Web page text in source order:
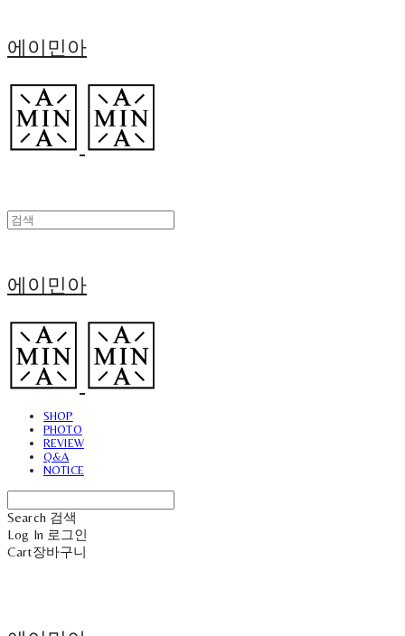
에이민아
에이민아
SHOP
PHOTO
REVIEW
Q&A
NOTICE
Search 검색
Log In 로그인
Cart장바구니